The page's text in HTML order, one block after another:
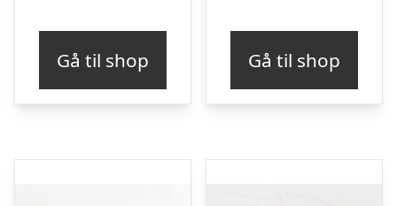
Gå til shop Gå til shop